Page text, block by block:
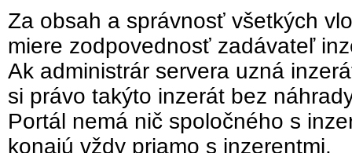
Za obsah a správnosť všetkých
miere zodpovednosť zadávateľ
Ak administrár servera uzná
si právo takýto inzerát bez
Portál nemá nič spoločného s
konajú vždy priamo s inzerentmi.